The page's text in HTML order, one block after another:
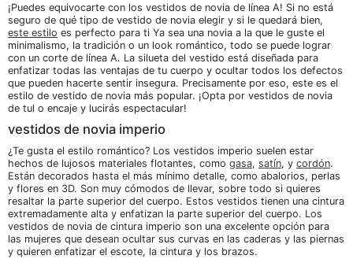
¡Puedes equivocarte con los vestidos de novia de línea A! Si no está
seguro de qué tipo de vestido de novia elegir y si le quedará bien,
este estilo es perfecto para ti Ya sea una novia a la que le guste el
minimalismo, la tradición o un look romántico, todo se puede lograr
con un corte de línea A. La silueta del vestido está diseñada para
enfatizar todas las ventajas de tu cuerpo y ocultar todos los defectos
que pueden hacerte sentir insegura. Precisamente por eso, este es el
estilo de vestido de novia más popular. ¡Opta por vestidos de novia
de tul o encaje y lucirás espectacular!
vestidos de novia imperio
¿Te gusta el estilo romántico? Los vestidos imperio suelen estar
hechos de lujosos materiales flotantes, como gasa, satín, y cordón.
Están decorados hasta el más mínimo detalle, como abalorios, perlas
y flores en 3D. Son muy cómodos de llevar, sobre todo si quieres
resaltar la parte superior del cuerpo. Estos vestidos tienen una cintura
extremadamente alta y enfatizan la parte superior del cuerpo. Los
vestidos de novia de cintura imperio son una excelente opción para
las mujeres que desean ocultar sus curvas en las caderas y las piernas
y quieren enfatizar el escote, la cintura y los brazos.